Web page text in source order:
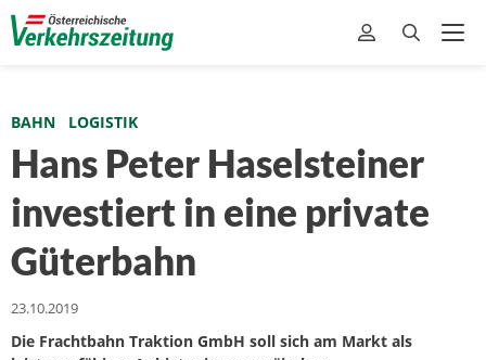
BAHN LOGISTIK
Hans Peter Haselsteiner
investiert in eine private
Güterbahn
23.10.2019
Die Frachtbahn Traktion GmbH soll sich am Markt als